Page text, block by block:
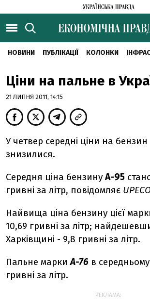
НОВИНИ ПУБЛІКАЦІЇ КОЛОНКИ
Ціни на пальне в
21 ЛИПНЯ 2011, 14:15
У четвер середні ціни на бензин
знизилися.
Середня ціна бензинуА-95
гривні за літр, повідомляє
Найвища ціна бензину цієї
10,69 гривні за літр;
Харківщині - 9,8 гривні за літр.
Пальне маркиА-76 в
гривні за літр.
РЕКЛАМА: